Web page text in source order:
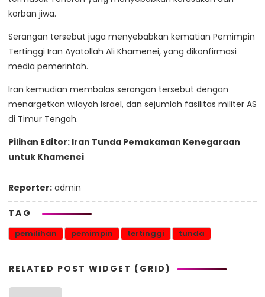
korban jiwa.
Serangan tersebut juga menyebabkan kematian Pemimpin
Tertinggi Iran Ayatollah Ali Khamenei, yang dikonfirmasi
media pemerintah.
Iran kemudian membalas serangan tersebut dengan
menargetkan wilayah Israel, dan sejumlah fasilitas militer AS
di Timur Tengah.
Pilihan Editor: Iran Tunda Pemakaman Kenegaraan
untuk Khamenei
Reporter: admin
TAG
pemilihan pemimpin tertinggi tunda
RELATED POST WIDGET (GRID)